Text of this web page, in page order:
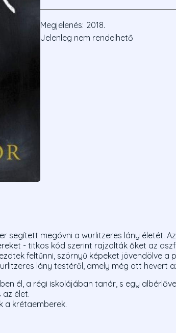
Megjelenés: 2018.
Jelenleg nem rendelhető
segített megóvni a wurlitzeres lány életét.
- titkos kód szerint rajzolták őket az
feltűnni, szörnyű képeket jövendölve a
lány testéről, amely még ott hevert
él, a régi iskolájában tanár, s egy
az élet.
a krétaemberek.